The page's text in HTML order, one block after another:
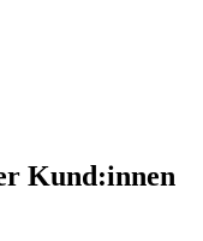
Kund:innen